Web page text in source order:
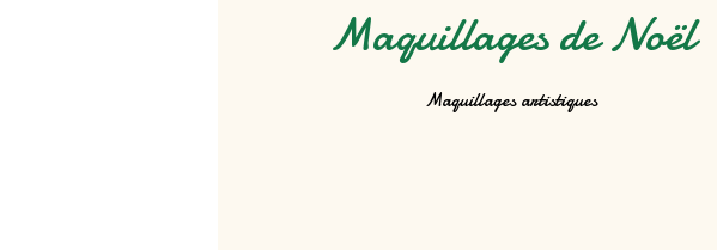
Maquillages de Noël
Maquillages artistiques